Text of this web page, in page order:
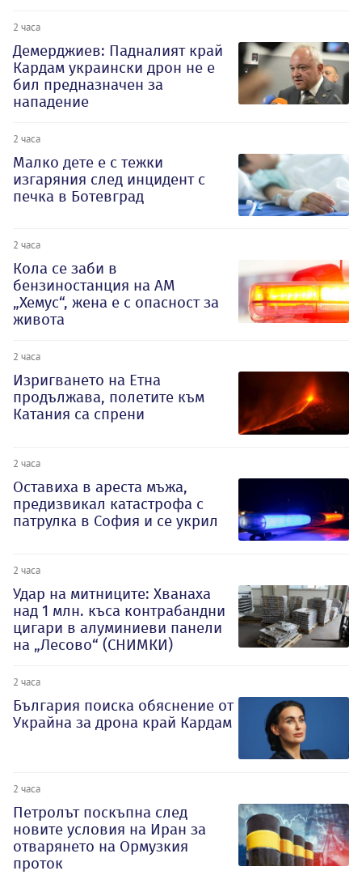
2 часа
Демерджиев: Падналият край
Кардам украински дрон не е
бил предназначен за
нападение
2 часа
Малко дете е с тежки
изгаряния след инцидент с
печка в Ботевград
2 часа
Кола се заби в
бензиностанция на АМ
„Хемус“, жена е с опасност за
живота
2 часа
Изригването на Етна
продължава, полетите към
Катания са спрени
2 часа
Оставиха в ареста мъжа,
предизвикал катастрофа с
патрулка в София и се укрил
2 часа
Удар на митниците: Хванаха
над 1 млн. къса контрабандни
цигари в алуминиеви панели
на „Лесово“ (СНИМКИ)
2 часа
България поиска обяснение от
Украйна за дрона край Кардам
2 часа
Петролът поскъпна след
новите условия на Иран за
отварянето на Ормузкия
проток